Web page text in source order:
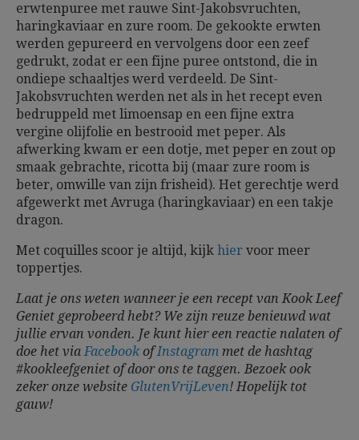
erwtenpuree met rauwe Sint-Jakobsvruchten,
haringkaviaar en zure room. De gekookte erwten
werden gepureerd en vervolgens door een zeef
gedrukt, zodat er een fijne puree ontstond, die in
ondiepe schaaltjes werd verdeeld. De Sint-
Jakobsvruchten werden net als in het recept even
bedruppeld met limoensap en een fijne extra
vergine olijfolie en bestrooid met peper. Als
afwerking kwam er een dotje, met peper en zout op
smaak gebrachte, ricotta bij (maar zure room is
beter, omwille van zijn frisheid). Het gerechtje werd
afgewerkt met Avruga (haringkaviaar) en een takje
dragon.
Met coquilles scoor je altijd, kijk hier voor meer
toppertjes.
Laat je ons weten wanneer je een recept van Kook Leef
Geniet geprobeerd hebt? We zijn reuze benieuwd wat
jullie ervan vonden. Je kunt hier een reactie nalaten of
doe het viaFacebookofInstagram met de hashtag
#kookleefgeniet of door ons te taggen. Bezoek ook
zeker onze website GlutenVrijLeven!Hopelijk tot
gauw!